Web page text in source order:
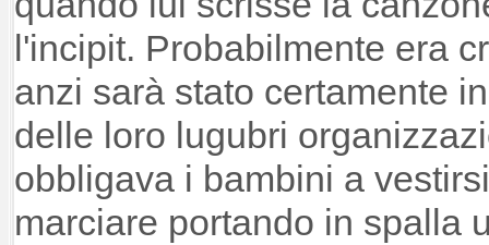
l'incipit. Probabilmente era
anzi sarà stato certamente
delle loro lugubri
obbligava i bambini a
marciare portando in spalla